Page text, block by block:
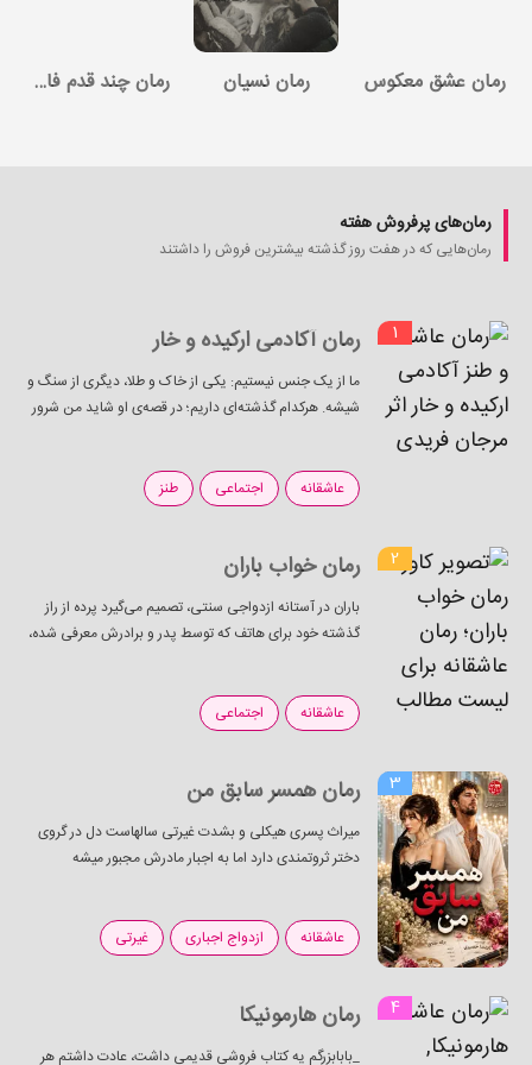
رمان عشق معکوس رمان نسیان رمان چند قدم فاصله
رمان‌های پرفروش هفته
رمان‌هایی که در هفت روز گذشته بیشترین فروش را داشتند
1 رمان آکادمی ارکیده و خار
ما از یک جنس نیستیم: یکی از خاک و طلا، دیگری از سنگ و
شیشه. هرکدام گذشته‌ای داریم؛ در قصه‌ی او شاید من شرور
عاشقانه
اجتماعی طنز
2 رمان خواب باران
باران در آستانه ازدواجی سنتی، تصمیم می‌گیرد پرده از راز
گذشته خود برای هاتف که توسط پدر و برادرش معرفی شده،
عاشقانه
اجتماعی
3 رمان همسر سابق من
میراث پسری هیکلی و بشدت غیرتی سالهاست دل در گروی
دختر ثروتمندی دارد اما به اجبار مادرش مجبور میشه
عاشقانه
ازدواج اجباری غیرتی
4 رمان هارمونیکا
_بابابزرگم یه کتاب فروشی قدیمی داشت، عادت داشتم هر